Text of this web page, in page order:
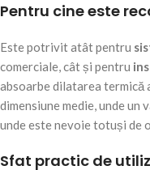
Pentru cine este
Este potrivit atât pentru
comerciale, cât și pentru
absoarbe dilatarea termică
dimensiune medie, unde un
unde este nevoie totuși de
Sfat practic de